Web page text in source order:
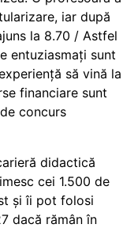
iar după
la 8.70 / Astfel
entuziasmați sunt
să vină la
financiare sunt
concurs
didactică
cei 1.500 de
și îi pot folosi
dacă rămân în